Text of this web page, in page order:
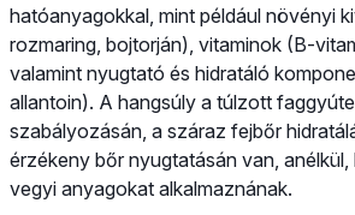
hatóanyagokkal, mint például növényi
rozmaring, bojtorján), vitaminok (B-
valamint nyugtató és hidratáló
allantoin). A hangsúly a túlzott
szabályozásán, a száraz fejbőr
érzékeny bőr nyugtatásán van,
vegyi anyagokat alkalmaznának.